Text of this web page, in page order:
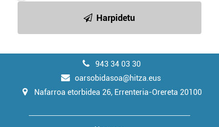
Harpidetu
943 34 03 30
oarsobidasoa@hitza.eus
Nafarroa etorbidea 26, Errenteria-Orereta 20100